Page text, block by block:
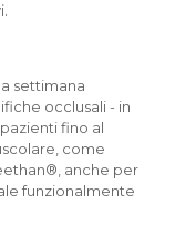
settimana
occlusali - in
fino al
come
anche per
funzionalmente